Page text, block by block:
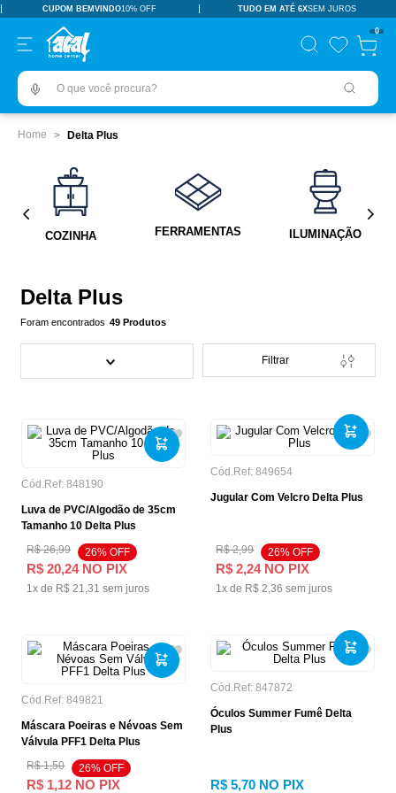
CUPOM BEMVINDO10% OFF TUDO EM ATÉ 6XSEM JUROS
0
O que você procura?
Delta Plus
COZINHA FERRAMENTAS ILUMINAÇÃO
Delta Plus
49 Produtos
Filtrar
Cód.Ref: 848190
Luva de PVC/Algodão de 35cm
Tamanho 10 Delta Plus
R$ 26,99 26% OFF
R$ 20,24NO PIX
1x de R$ 21,31 sem juros
Cód.Ref: 849654
Jugular Com Velcro Delta Plus
R$ 2,99 26% OFF
R$ 2,24NO PIX
1x de R$ 2,36 sem juros
Cód.Ref: 849821
Máscara Poeiras e Névoas Sem
Válvula PFF1 Delta Plus
R$ 1,50 26% OFF
R$ 1,12 NO PIX
Cód.Ref: 847872
Óculos Summer Fumê Delta
Plus
R$ 5,70 NO PIX
TERMOS MAIS BUSCADOS
pisos revestimentos
º ceramica
revestimento
6 pia
9º chuveiro
10º 1